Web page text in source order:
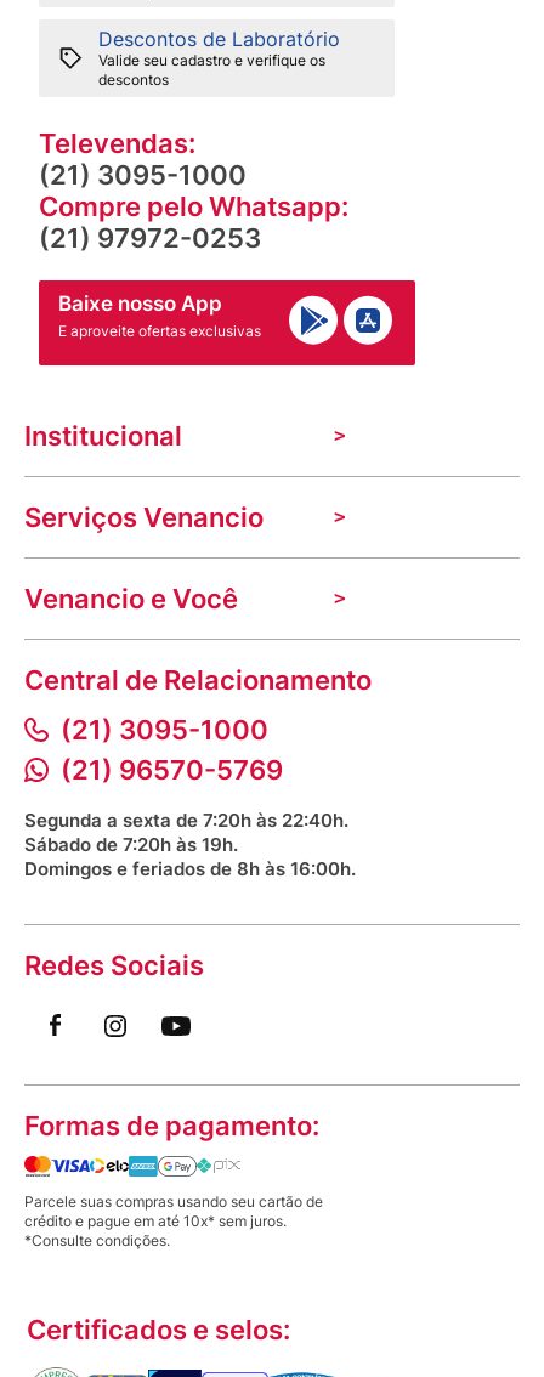
Descontos de Laboratório
Valide seu cadastro e verifique os
descontos
Televendas:
(21) 3095-1000
Compre pelo Whatsapp:
(21) 97972-0253
Baixe nosso App
E aproveite ofertas exclusivas
Institucional
A Venancio
Trabalhe Conosco
Nossas lojas
Indique seu imóvel
Aniversário Venancio 2025
Serviços Venancio
Troca e devolução
Mecânica de promoções
Dúvidas frequentes
Prazos e entregas
Bioimpedância Gratuita
Venancio e Você
VClube - Programa de fidelidade
Fale com o farmacêutico
Fale conosco
Procon RJ
Saúde na praça
Central de Relacionamento
(21) 3095-1000
(21) 96570-5769
Segunda a sexta de 7:20h às 22:40h.
Sábado de 7:20h às 19h.
Domingos e feriados de 8h às 16:00h.
Redes Sociais
Formas de pagamento:
Parcele suas compras usando seu cartão de
crédito e pague em até 10x* sem juros.
*Consulte condições.
Certificados e selos: